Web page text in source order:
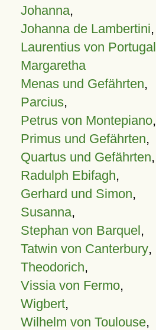
Johanna,
Johanna de Lambertini,
Laurentius von Portugal
Margaretha
Menas und Gefährten,
Parcius,
Petrus von Montepiano,
Primus und Gefährten,
Quartus und Gefährten,
Radulph Ebifagh,
Gerhard und Simon,
Susanna,
Stephan von Barquel,
Tatwin von Canterbury,
Theodorich,
Vissia von Fermo,
Wigbert,
Wilhelm von Toulouse,